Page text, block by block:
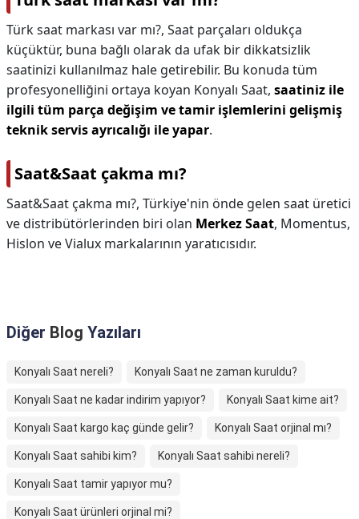
Türk saat markası var mı?, Saat parçaları oldukça
küçüktür, buna bağlı olarak da ufak bir dikkatsizlik
saatinizi kullanılmaz hale getirebilir. Bu konuda tüm
profesyonelliğini ortaya koyan Konyalı Saat, saatiniz ile
ilgili tüm parça değişim ve tamir işlemlerini gelişmiş
teknik servis ayrıcalığı ile yapar.
Saat&Saat çakma mı?
Saat&Saat çakma mı?, Türkiye'nin önde gelen saat üretici
ve distribütörlerinden biri olan Merkez Saat, Momentus,
Hislon ve Vialux markalarının yaratıcısıdır.
Diğer Blog Yazıları
Konyalı Saat nereli? Konyalı Saat ne zaman kuruldu?
Konyalı Saat ne kadar indirim yapıyor? Konyalı Saat kime ait?
Konyalı Saat kargo kaç günde gelir? Konyalı Saat orjinal mı?
Konyalı Saat sahibi kim? Konyalı Saat sahibi nereli?
Konyalı Saat tamir yapıyor mu?
Konyalı Saat ürünleri orjinal mi?